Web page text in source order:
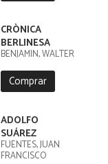
CRÒNICA
BERLINESA
BENJAMIN, WALTER
Comprar
ADOLFO
SUÁREZ
FUENTES, JUAN
FRANCISCO